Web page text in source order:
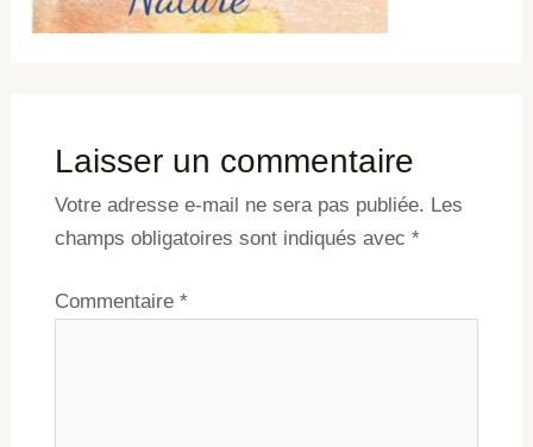
Laisser un commentaire
Votre adresse e-mail ne sera pas publiée. Les
champs obligatoires sont indiqués avec *
Commentaire *